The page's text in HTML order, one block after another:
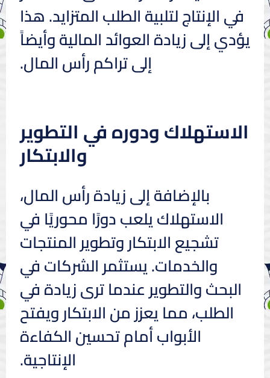
في الإنتاج لتلبية الطلب المتزايد. هذا
يؤدي إلى زيادة العوائد المالية وأيضاً
إلى تراكم رأس المال.
الاستهلاك ودوره في التطوير
والابتكار
بالإضافة إلى زيادة رأس المال،
الاستهلاك يلعب دورًا محوريًا في
تشجيع الابتكار وتطوير المنتجات
والخدمات. يستثمر الشركات في
البحث والتطوير عندما ترى زيادة في
الطلب، مما يعزز من الابتكار ويفتح
الأبواب أمام تحسين الكفاءة
الإنتاجية.